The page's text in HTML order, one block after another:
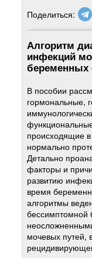
Поделиться:
Алгоритм
инфекций
В пособии
гормональные,
происходящие
нормально
Детально
факторы и
развитию
время
алгоритмы
бессимптомной
мочевых путей,